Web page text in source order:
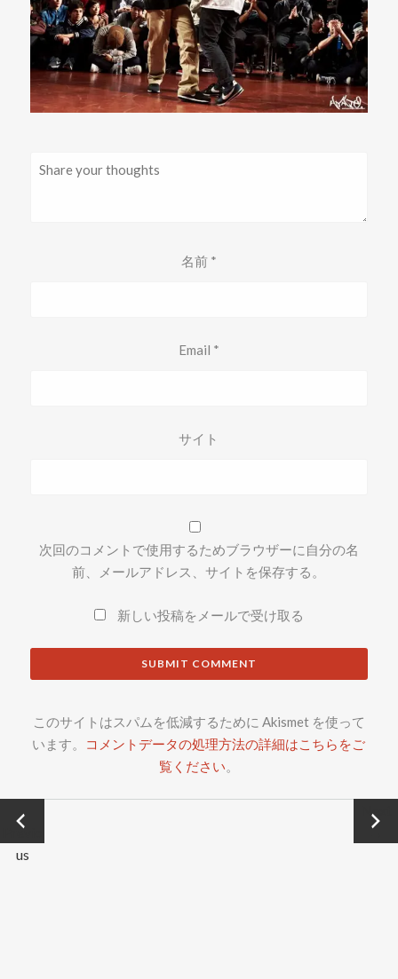
名前 *
Email *
サイト
次回のコメントで使用するためブラウザーに自分の名
前、メールアドレス、サイトを保存する。
新しい投稿をメールで受け取る
このサイトはスパムを低減するために Akismet を使って
います。 コメントデータの処理方法の詳細はこちらをご
覧ください。
←
Previo
us
Next
→